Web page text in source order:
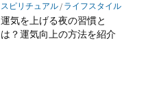
スピリチュアル/ ライフスタイル
運気を上げる夜の習慣と
は？運気向上の方法を紹介